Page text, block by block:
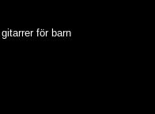
för barn